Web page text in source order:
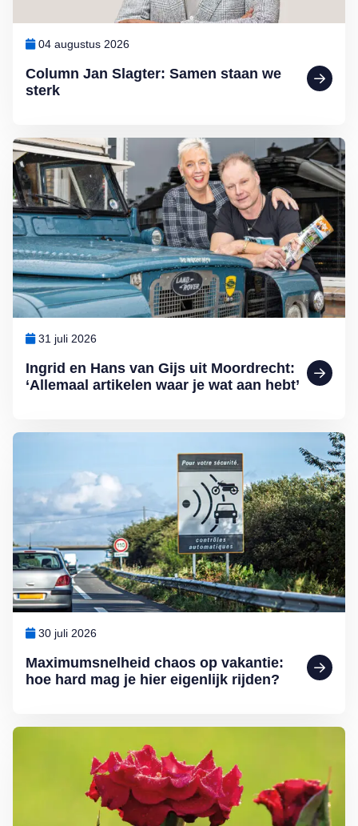
Column Jan Slagter: Samen staan we
sterk
04 augustus 2026
Ingrid en Hans van Gijs uit Moordrecht:
‘Allemaal artikelen waar je wat aan hebt’
31 juli 2026
Lees meer over Ingrid en Hans van Gijs uit Moordrecht: ‘Allemaal
Maximumsnelheid chaos op vakantie:
hoe hard mag je hier eigenlijk rijden?
30 juli 2026
Lees meer over Maximumsnelheid chaos op vakantie: hoe hard
Lees meer over Klimplanten voor een tuin op het noorden